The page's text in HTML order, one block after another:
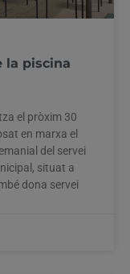
la piscina
el pròxim 30
en marxa el
del servei
situat a
dona servei